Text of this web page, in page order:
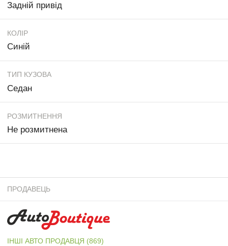
Задній привід
КОЛІР
Синій
ТИП КУЗОВА
Седан
РОЗМИТНЕННЯ
Не розмитнена
ПРОДАВЕЦЬ
ІНШІ АВТО ПРОДАВЦЯ (869)